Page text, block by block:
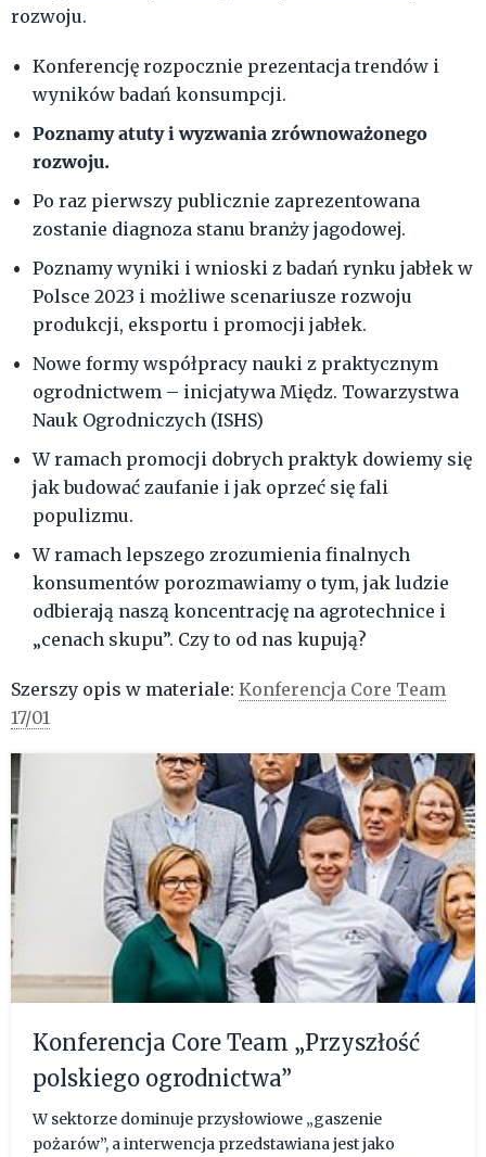
rozwoju.
Konferencję rozpocznie prezentacja trendów i
wyników badań konsumpcji.
Poznamy atuty i wyzwania zrównoważonego
rozwoju.
Po raz pierwszy publicznie zaprezentowana
zostanie diagnoza stanu branży jagodowej.
Poznamy wyniki i wnioski z badań rynku jabłek w
Polsce 2023 i możliwe scenariusze rozwoju
produkcji, eksportu i promocji jabłek.
Nowe formy współpracy nauki z praktycznym
ogrodnictwem – inicjatywa Międz. Towarzystwa
Nauk Ogrodniczych (ISHS)
W ramach promocji dobrych praktyk dowiemy się
jak budować zaufanie i jak oprzeć się fali
populizmu.
W ramach lepszego zrozumienia finalnych
konsumentów porozmawiamy o tym, jak ludzie
odbierają naszą koncentrację na agrotechnice i
„cenach skupu”. Czy to od nas kupują?
Szerszy opis w materiale: Konferencja Core Team
17/01
Konferencja Core Team „Przyszłość
polskiego ogrodnictwa”
W sektorze dominuje przysłowiowe „gaszenie
pożarów”, a interwencja przedstawiana jest jako